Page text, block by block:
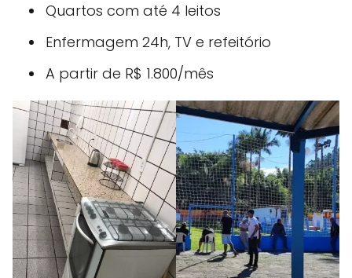
Quartos com até 4 leitos
Enfermagem 24h, TV e refeitório
A partir de R$ 1.800/mês